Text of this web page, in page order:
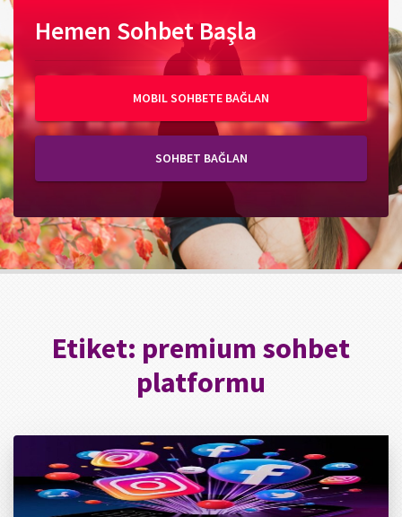
Hemen Sohbet Başla
MOBIL SOHBETE BAĞLAN
SOHBET BAĞLAN
Etiket: premium sohbet
platformu